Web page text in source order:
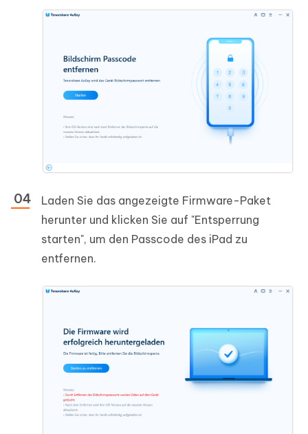
Laden Sie das angezeigte Firmware-Paket
herunter und klicken Sie auf "Entsperrung
starten", um den Passcode des iPad zu
entfernen.